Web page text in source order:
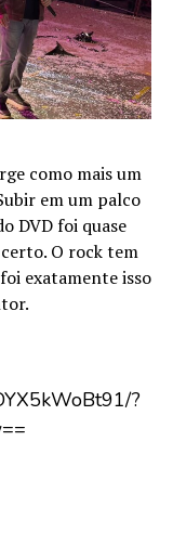
como mais um
em um palco
DVD foi quase
O rock tem
exatamente isso
?